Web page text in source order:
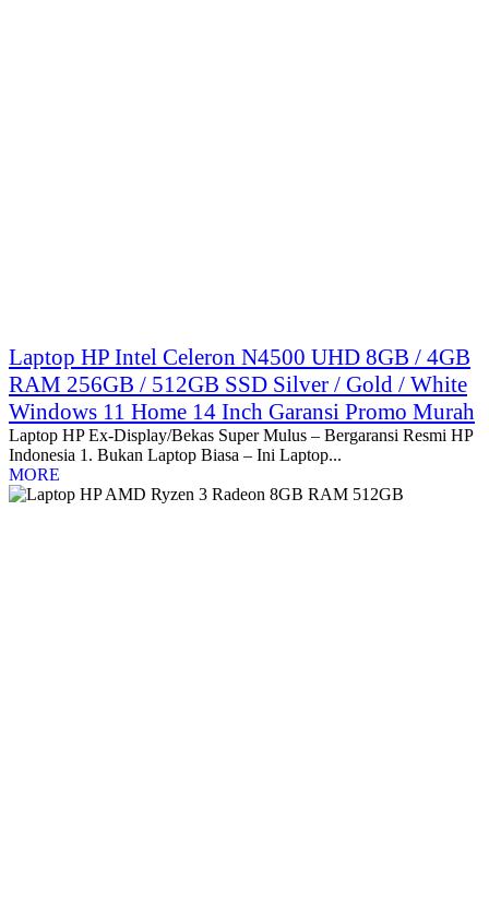
Laptop HP Intel Celeron N4500 UHD 8GB / 4GB
RAM 256GB / 512GB SSD Silver / Gold / White
Windows 11 Home 14 Inch Garansi Promo Murah
Laptop HP Ex-Display/Bekas Super Mulus – Bergaransi Resmi HP
Indonesia 1. Bukan Laptop Biasa – Ini Laptop...
MORE